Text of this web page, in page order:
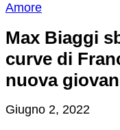
Amore
Max Biaggi
curve di
nuova
Giugno 2, 2022